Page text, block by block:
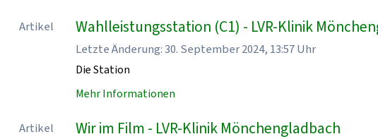
Artikel Wahlleistungsstation (C1) - LVR-Klinik
Letzte Änderung: 30. September 2024, 13:57 Uhr
Die Station
Mehr Informationen
Artikel Wir im Film - LVR-Klinik Mönchengladbach